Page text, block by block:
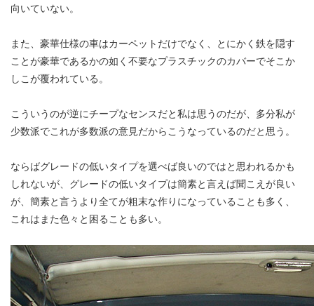
向いていない。
また、豪華仕様の車はカーペットだけでなく、とにかく鉄を隠す
ことが豪華であるかの如く不要なプラスチックのカバーでそこか
しこが覆われている。
こういうのが逆にチープなセンスだと私は思うのだが、多分私が
少数派でこれが多数派の意見だからこうなっているのだと思う。
ならばグレードの低いタイプを選べば良いのではと思われるかも
しれないが、グレードの低いタイプは簡素と言えば聞こえが良い
が、簡素と言うより全てが粗末な作りになっていることも多く、
これはまた色々と困ることも多い。